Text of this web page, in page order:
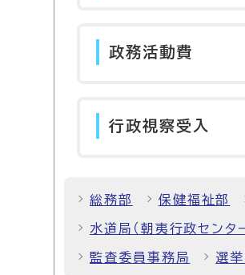
政務活動費
行政視察受入
総務部 保健福祉部
水道局（朝夷行政センタ
監査委員事務局 選